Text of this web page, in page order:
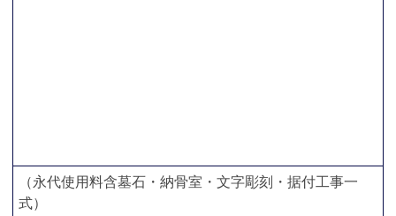
（永代使用料含墓石・納骨室・文字彫刻・据付工事一
式）